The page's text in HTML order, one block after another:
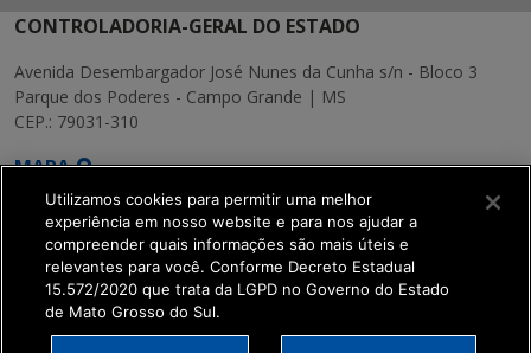
CONTROLADORIA-GERAL DO ESTADO
Avenida Desembargador José Nunes da Cunha s/n - Bloco 3
Parque dos Poderes - Campo Grande | MS
CEP.: 79031-310
MAPA
SETDIG | Secretaria-
Executiva de
Utilizamos cookies para permitir uma melhor
experiência em nosso website e para nos ajudar a
compreender quais informações são mais úteis e
relevantes para você. Conforme Decreto Estadual
15.572/2020 que trata da LGPD no Governo do Estado
de Mato Grosso do Sul.